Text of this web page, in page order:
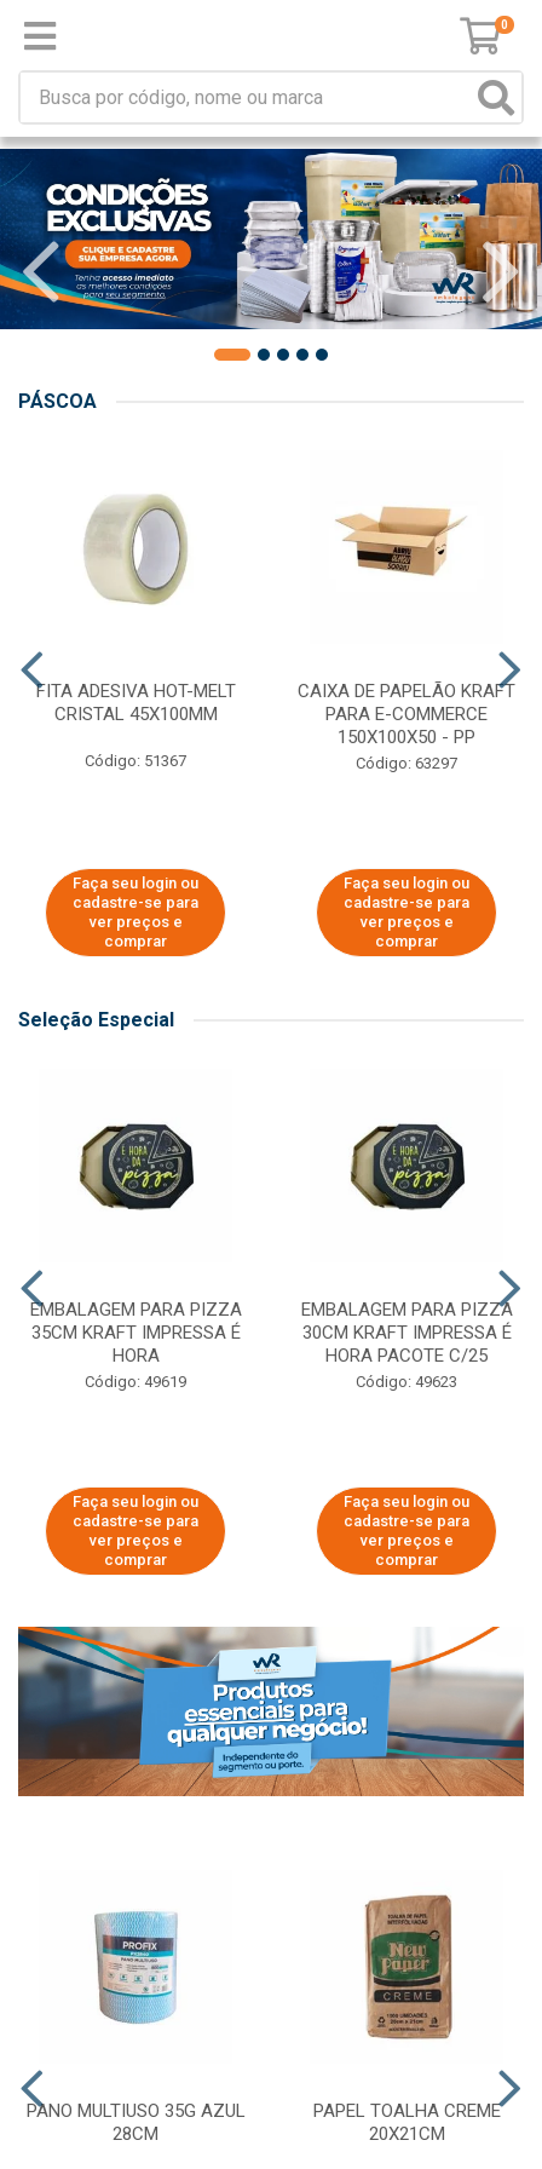
0
PÁSCOA
FITA ADESIVA HOT-MELT
CRISTAL 45X100MM
Código: 51367
Faça seu login ou
cadastre-se para
ver preços e
comprar
CAIXA DE PAPELÃO KRAFT
PARA E-COMMERCE
150X100X50 - PP
Código: 63297
Faça seu login ou
cadastre-se para
ver preços e
comprar
Seleção Especial
EMBALAGEM PARA PIZZA
35CM KRAFT IMPRESSA É
HORA
Código: 49619
Faça seu login ou
cadastre-se para
ver preços e
comprar
EMBALAGEM PARA PIZZA
30CM KRAFT IMPRESSA É
HORA PACOTE C/25
Código: 49623
Faça seu login ou
cadastre-se para
ver preços e
comprar
PANO MULTIUSO 35G AZUL
28CM
PAPEL TOALHA CREME
20X21CM